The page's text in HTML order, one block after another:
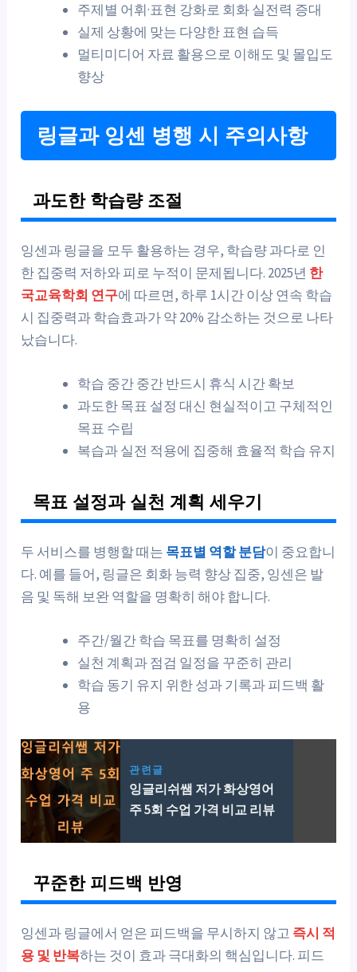
주제별 어휘·표현 강화로 회화 실전력 증대
실제 상황에 맞는 다양한 표현 습득
멀티미디어 자료 활용으로 이해도 및 몰입도
향상
링글과 잉센 병행 시 주의사항
과도한 학습량 조절
잉센과 링글을 모두 활용하는 경우, 학습량 과다로 인
한 집중력 저하와 피로 누적이 문제됩니다. 2025년 한
국교육학회 연구에 따르면, 하루 1시간 이상 연속 학습
시 집중력과 학습효과가 약 20% 감소하는 것으로 나타
났습니다.
학습 중간 중간 반드시 휴식 시간 확보
과도한 목표 설정 대신 현실적이고 구체적인
목표 수립
복습과 실전 적용에 집중해 효율적 학습 유지
목표 설정과 실천 계획 세우기
두 서비스를 병행할 때는 목표별 역할 분담이 중요합니
다. 예를 들어, 링글은 회화 능력 향상 집중, 잉센은 발
음 및 독해 보완 역할을 명확히 해야 합니다.
주간/월간 학습 목표를 명확히 설정
실천 계획과 점검 일정을 꾸준히 관리
학습 동기 유지 위한 성과 기록과 피드백 활
용
관련글
잉글리쉬쌤 저가 화상영어
주 5회 수업 가격 비교 리뷰
꾸준한 피드백 반영
잉센과 링글에서 얻은 피드백을 무시하지 않고 즉시 적
용 및 반복하는 것이 효과 극대화의 핵심입니다. 피드